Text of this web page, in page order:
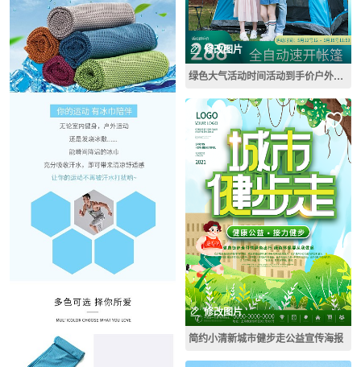
修改图片
绿色大气活动时间活动到手价户外运动帐篷主图直通车
修改图片
简约小清新城市健步走公益宣传海报